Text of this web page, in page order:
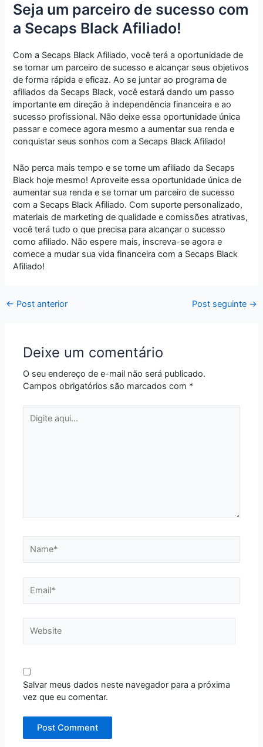
Seja um parceiro de sucesso com
a Secaps Black Afiliado!
Com a Secaps Black Afiliado, você terá a oportunidade de
se tornar um parceiro de sucesso e alcançar seus objetivos
de forma rápida e eficaz. Ao se juntar ao programa de
afiliados da Secaps Black, você estará dando um passo
importante em direção à independência financeira e ao
sucesso profissional. Não deixe essa oportunidade única
passar e comece agora mesmo a aumentar sua renda e
conquistar seus sonhos com a Secaps Black Afiliado!
Não perca mais tempo e se torne um afiliado da Secaps
Black hoje mesmo! Aproveite essa oportunidade única de
aumentar sua renda e se tornar um parceiro de sucesso
com a Secaps Black Afiliado. Com suporte personalizado,
materiais de marketing de qualidade e comissões atrativas,
você terá tudo o que precisa para alcançar o sucesso
como afiliado. Não espere mais, inscreva-se agora e
comece a mudar sua vida financeira com a Secaps Black
Afiliado!
← Post anterior Post seguinte →
Deixe um comentário
O seu endereço de e-mail não será publicado.
Campos obrigatórios são marcados com *
aqui...
Salvar meus dados neste navegador para a próxima
vez que eu comentar.